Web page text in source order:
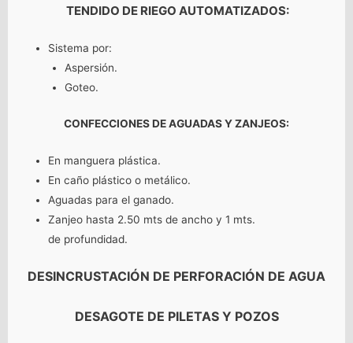
TENDIDO DE RIEGO AUTOMATIZADOS:
Sistema por:
Aspersión.
Goteo.
CONFECCIONES DE AGUADAS Y ZANJEOS:
En manguera plástica.
En caño plástico o metálico.
Aguadas para el ganado.
Zanjeo hasta 2.50 mts de ancho y 1 mts.
de profundidad.
DESINCRUSTACIÓN DE PERFORACIÓN DE AGUA
DESAGOTE DE PILETAS Y POZOS